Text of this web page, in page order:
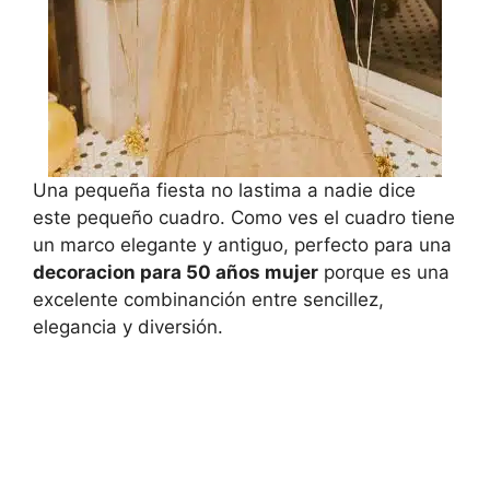
Una pequeña fiesta no lastima a nadie dice
este pequeño cuadro. Como ves el cuadro tiene
un marco elegante y antiguo, perfecto para una
decoracion para 50 años mujer porque es una
excelente combinanción entre sencillez,
elegancia y diversión.